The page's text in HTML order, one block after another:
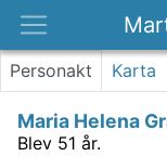
Platser
Om
Personakt Karta
Maria Helena
Blev 51 år.